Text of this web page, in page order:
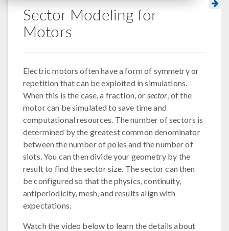
Sector Modeling for
Motors
Electric motors often have a form of symmetry or
repetition that can be exploited in simulations.
When this is the case, a fraction, or sector, of the
motor can be simulated to save time and
computational resources. The number of sectors is
determined by the greatest common denominator
between the number of poles and the number of
slots. You can then divide your geometry by the
result to find the sector size. The sector can then
be configured so that the physics, continuity,
antiperiodicity, mesh, and results align with
expectations.
Watch the video below to learn the details about